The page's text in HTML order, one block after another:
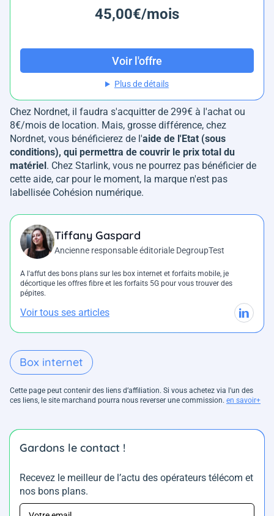
45,00€/mois
Voir l'offre
Plus de détails
Chez Nordnet, il faudra s'acquitter de 299€ à l'achat ou
8€/mois de location. Mais, grosse différence, chez
Nordnet, vous bénéficierez de l'aide de l'Etat (sous
conditions), qui permettra de couvrir le prix total du
matériel . Chez Starlink, vous ne pourrez pas bénéficier de
cette aide, car pour le moment, la marque n'est pas
labellisée Cohésion numérique.
Tiffany Gaspard
Ancienne responsable éditoriale DegroupTest
A l'affut des bons plans sur les box internet et forfaits mobile, je
décortique les offres fibre et les forfaits 5G pour vous trouver des
pépites.
Voir tous ses articles
Box internet
Cette page peut contenir des liens d’affiliation. Si vous achetez via l'un des
ces liens, le site marchand pourra nous reverser une commission. en savoir+
Gardons le contact !
Recevez le meilleur de l’actu des opérateurs télécom et
nos bons plans.